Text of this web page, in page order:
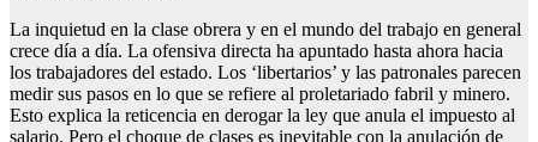
La inquietud en la clase obrera y en el mundo del trabajo en general
crece día a día. La ofensiva directa ha apuntado hasta ahora hacia
los trabajadores del estado. Los ‘libertarios’ y las patronales parecen
medir sus pasos en lo que se refiere al proletariado fabril y minero.
Esto explica la reticencia en derogar la ley que anula el impuesto al
salario. Pero el choque de clases es inevitable con la anulación de